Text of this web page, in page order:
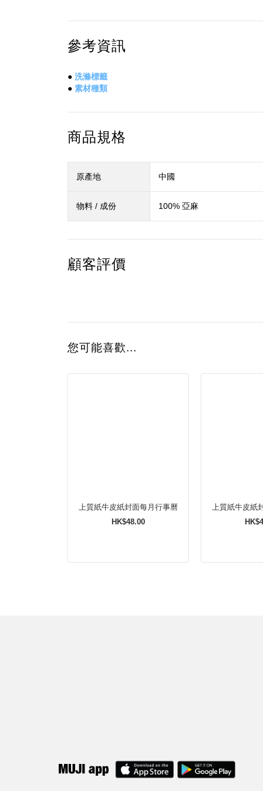
參考資訊
● 洗滌標籤
● 素材種類
商品規格
原產地 中國
物料 / 成份 100% 亞麻
顧客評價
您可能喜歡...
上質紙牛皮紙封面每月行事曆
HK$48.00
上質紙牛皮紙